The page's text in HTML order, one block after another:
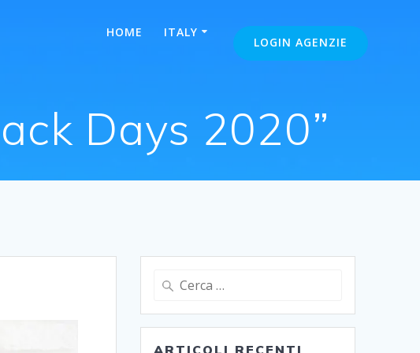
HOME ITALY
LOGIN AGENZIE
Days 2020”
Ricerca
per:
ARTICOLI RECENTI